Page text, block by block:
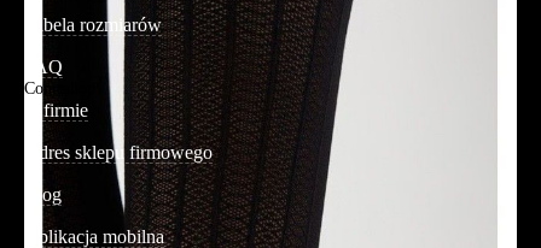
Tabela rozmiarów
FAQ
Conteshop
O firmie
Adres sklepu firmowego
Blog
Aplikacja mobilna